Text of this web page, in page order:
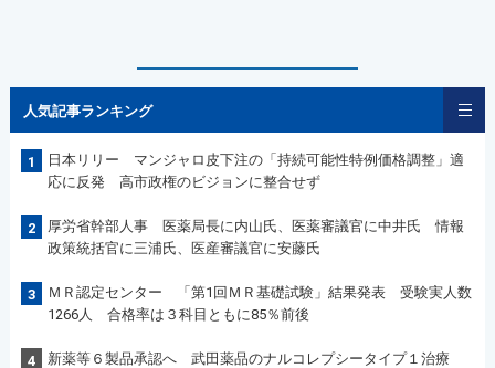
人気記事ランキング
1
日本リリー マンジャロ皮下注の「持続可能性特例価格調整」適
応に反発 高市政権のビジョンに整合せず
2
厚労省幹部人事 医薬局長に内山氏、医薬審議官に中井氏 情報
政策統括官に三浦氏、医産審議官に安藤氏
3
ＭＲ認定センター 「第1回ＭＲ基礎試験」結果発表 受験実人数
1266人 合格率は３科目ともに85％前後
4
新薬等６製品承認へ 武田薬品のナルコレプシータイプ１治療